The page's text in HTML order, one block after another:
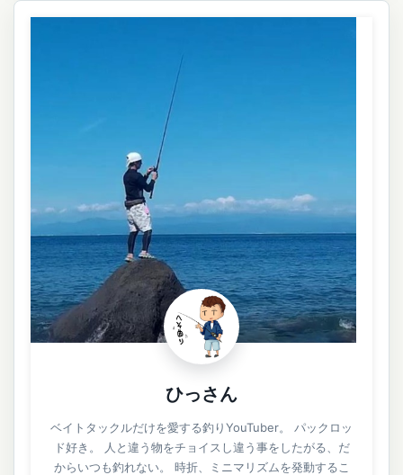
ひっさん
ベイトタックルだけを愛する釣りYouTuber。 パックロッ
ド好き。 人と違う物をチョイスし違う事をしたがる、だ
からいつも釣れない。 時折、ミニマリズムを発動するこ